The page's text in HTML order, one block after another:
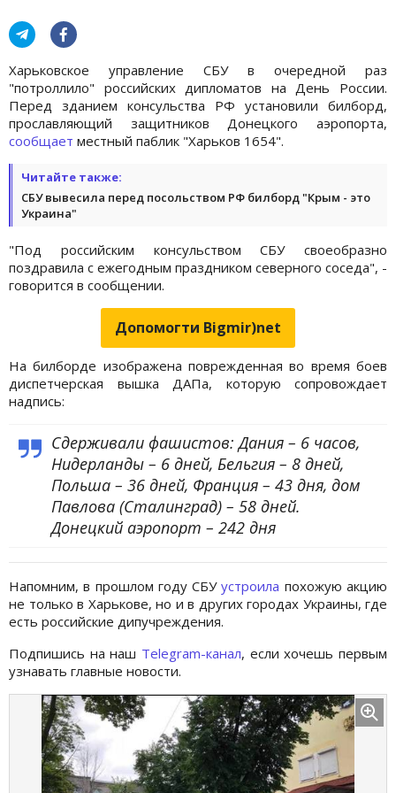
Харьковское управление СБУ в очередной раз
"потроллило" российских дипломатов на День России.
Перед зданием консульства РФ установили билборд,
прославляющий защитников Донецкого аэропорта,
сообщает местный паблик "Харьков 1654".
Читайте также:
СБУ вывесила перед посольством РФ билборд "Крым - это
Украина"
"Под российским консульством СБУ своеобразно
поздравила с ежегодным праздником северного соседа", -
говорится в сообщении.
Допомогти Bigmir)net
На билборде изображена поврежденная во время боев
диспетчерская вышка ДАПа, которую сопровождает
надпись:
Сдерживали фашистов: Дания – 6 часов,
Нидерланды – 6 дней, Бельгия – 8 дней,
Польша – 36 дней, Франция – 43 дня, дом
Павлова (Сталинград) – 58 дней.
Донецкий аэропорт – 242 дня
Напомним, в прошлом году СБУустроила похожую акцию
не только в Харькове, но и в других городах Украины, где
есть российские дипучреждения.
Подпишись на наш Telegram-канал, если хочешь первым
узнавать главные новости.